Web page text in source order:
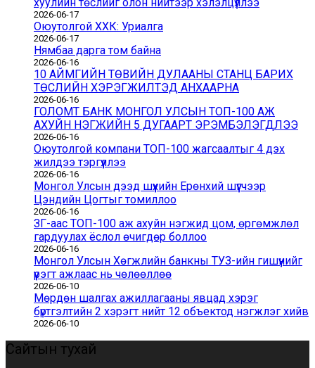
2026-06-17
Оюутолгой ХХК: Уриалга
2026-06-17
Нямбаа дарга том байна
2026-06-16
10 АЙМГИЙН ТӨВИЙН ДУЛААНЫ СТАНЦ БАРИХ
ТӨСЛИЙН ХЭРЭГЖИЛТЭД АНХААРНА
2026-06-16
ГОЛОМТ БАНК МОНГОЛ УЛСЫН ТОП-100 АЖ
АХУЙН НЭГЖИЙН 5 ДУГААРТ ЭРЭМБЭЛЭГДЛЭЭ
2026-06-16
Оюутолгой компани ТОП-100 жагсаалтыг 4 дэх
жилдээ тэргүүллээ
2026-06-16
Монгол Улсын дээд шүүхийн Ерөнхий шүүгчээр
Цэндийн Цогтыг томиллоо
2026-06-16
ЗГ-аас ТОП-100 аж ахуйн нэгжид цом, өргөмжлөл
гардуулах ёслол өчигдөр боллоо
2026-06-16
Монгол Улсын Хөгжлийн банкны ТУЗ-ийн гишүүнийг
үүрэгт ажлаас нь чөлөөллөө
2026-06-10
Мөрдөн шалгах ажиллагааны явцад хэрэг
бүртгэлтийн 2 хэрэгт нийт 12 объектод нэгжлэг хийв
2026-06-10
Сайтын тухай